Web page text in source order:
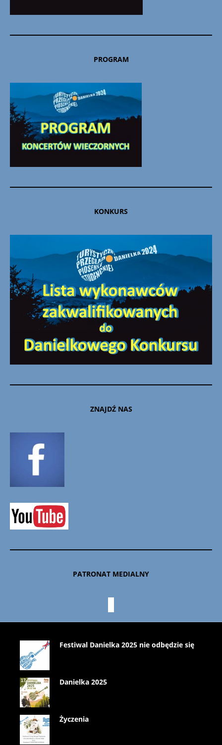
PROGRAM
KONKURS
ZNAJDŹ NAS
PATRONAT MEDIALNY
Festiwal Danielka 2025 nie odbędzie się
Danielka 2025
Życzenia